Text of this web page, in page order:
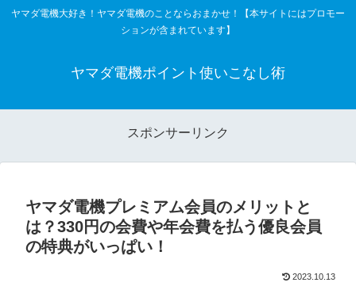
ヤマダ電機大好き！ヤマダ電機のことならおまかせ！【本サイトにはプロモー
ションが含まれています】
ヤマダ電機ポイント使いこなし術
スポンサーリンク
ヤマダ電機プレミアム会員のメリットと
は？330円の会費や年会費を払う優良会員
の特典がいっぱい！
2023.10.13